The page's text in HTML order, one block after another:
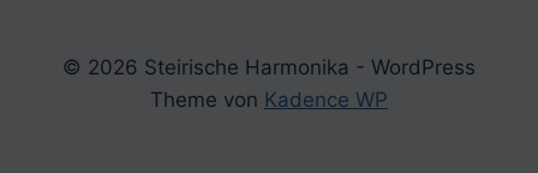
© 2026 Steirische Harmonika - WordPress
Theme von Kadence WP